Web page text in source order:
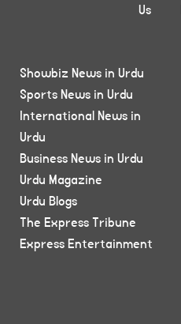
Us
Showbiz News in Urdu
Sports News in Urdu
International News in
Urdu
Business News in Urdu
Urdu Magazine
Urdu Blogs
The Express Tribune
Express Entertainment